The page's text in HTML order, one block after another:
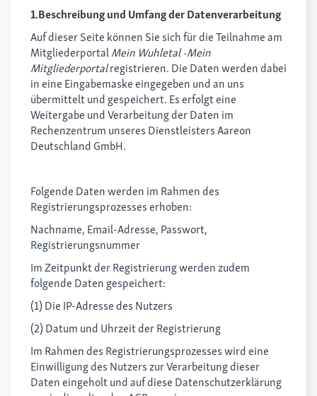
1.Beschreibung und Umfang der Datenverarbeitung
Auf dieser Seite können Sie sich für die Teilnahme am
MitgliederportalMein Wuhletal -Mein
Mitgliederportalregistrieren. Die Daten werden dabei
in eine Eingabemaske eingegeben und an uns
übermittelt und gespeichert. Es erfolgt eine
Weitergabe und Verarbeitung der Daten im
Rechenzentrum unseres Dienstleisters Aareon
Deutschland GmbH.
Folgende Daten werden im Rahmen des
Registrierungsprozesses erhoben:
Nachname, Email-Adresse, Passwort,
Registrierungsnummer
Im Zeitpunkt der Registrierung werden zudem
folgende Daten gespeichert:
(1) Die IP-Adresse des Nutzers
(2) Datum und Uhrzeit der Registrierung
Im Rahmen des Registrierungsprozesses wird eine
Einwilligung des Nutzers zur Verarbeitung dieser
Daten eingeholt und auf diese Datenschutzerklärung